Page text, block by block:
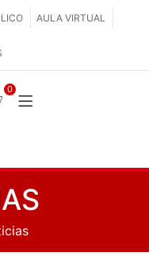
AULA VIRTUAL
0